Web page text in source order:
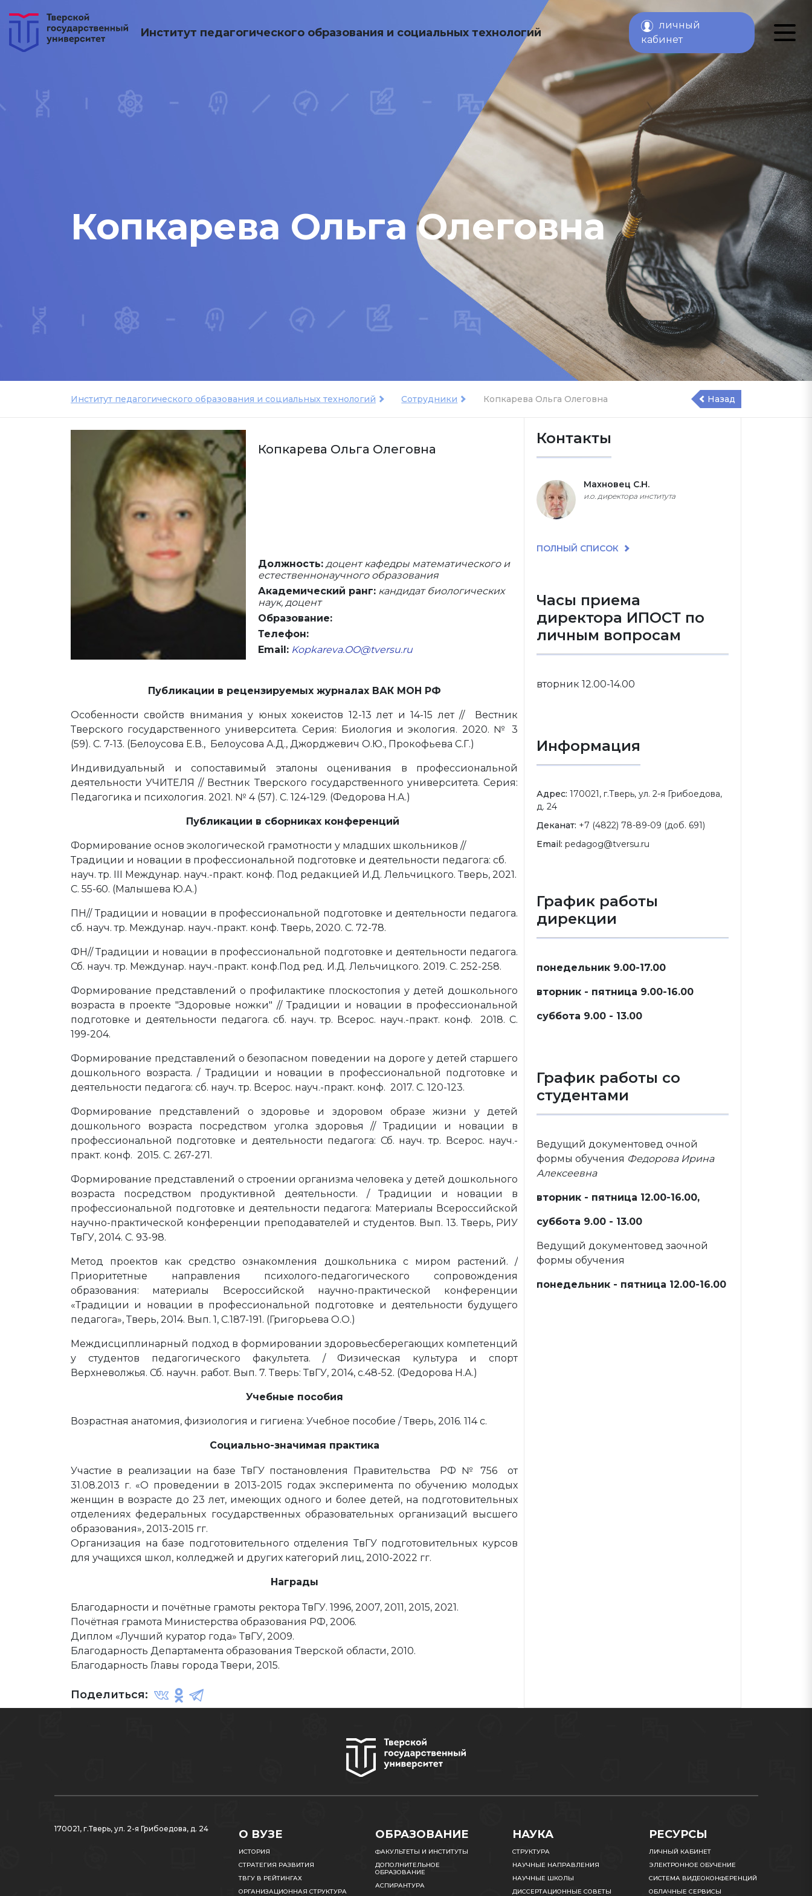
Институт педагогического образования и социальных технологий
личный
кабинет
Копкарева Ольга Олеговна
Институт педагогического образования и социальных технологий Сотрудники Копкарева Ольга Олеговна Назад
Копкарева Ольга Олеговна
Должность: доцент кафедры математического и
естественнонаучного образования
Академический ранг: кандидат биологических
наук, доцент
Образование:
Телефон:
Email: Kopkareva.OO@tversu.ru
Публикации в рецензируемых журналах ВАК МОН РФ
Особенности свойств внимания у юных хокеистов 12-13 лет и 14-15 лет // Вестник
Тверского государственного университета. Серия: Биология и экология. 2020. № 3
(59). С. 7-13. (Белоусова Е.В., Белоусова А.Д., Джорджевич О.Ю., Прокофьева С.Г.)
Индивидуальный и сопоставимый эталоны оценивания в профессиональной
деятельности УЧИТЕЛЯ // Вестник Тверского государственного университета. Серия:
Педагогика и психология. 2021. № 4 (57). С. 124-129. (Федорова Н.А.)
Публикации в сборниках конференций
Формирование основ экологической грамотности у младших школьников //
Традиции и новации в профессиональной подготовке и деятельности педагога: сб.
науч. тр. III Междунар. науч.-практ. конф. Под редакцией И.Д. Лельчицкого. Тверь, 2021.
С. 55-60. (Малышева Ю.А.)
ПН// Традиции и новации в профессиональной подготовке и деятельности педагога.
сб. науч. тр. Междунар. науч.-практ. конф. Тверь, 2020. С. 72-78.
ФН// Традиции и новации в профессиональной подготовке и деятельности педагога.
Сб. науч. тр. Междунар. науч.-практ. конф.Под ред. И.Д. Лельчицкого. 2019. С. 252-258.
Формирование представлений о профилактике плоскостопия у детей дошкольного
возраста в проекте "Здоровые ножки" // Традиции и новации в профессиональной
подготовке и деятельности педагога. сб. науч. тр. Всерос. науч.-практ. конф. 2018. С.
199-204.
Формирование представлений о безопасном поведении на дороге у детей старшего
дошкольного возраста. / Традиции и новации в профессиональной подготовке и
деятельности педагога: сб. науч. тр. Всерос. науч.-практ. конф. 2017. С. 120-123.
Формирование представлений о здоровье и здоровом образе жизни у детей
дошкольного возраста посредством уголка здоровья // Традиции и новации в
профессиональной подготовке и деятельности педагога: Сб. науч. тр. Всерос. науч.-
практ. конф. 2015. С. 267-271.
Формирование представлений о строении организма человека у детей дошкольного
возраста посредством продуктивной деятельности. / Традиции и новации в
профессиональной подготовке и деятельности педагога: Материалы Всероссийской
научно-практической конференции преподавателей и студентов. Вып. 13. Тверь, РИУ
ТвГУ, 2014. С. 93-98.
Метод проектов как средство ознакомления дошкольника с миром растений. /
Приоритетные направления психолого-педагогического сопровождения
образования: материалы Всероссийской научно-практической конференции
«Традиции и новации в профессиональной подготовке и деятельности будущего
педагога», Тверь, 2014. Вып. 1, С.187-191. (Григорьева О.О.)
Междисциплинарный подход в формировании здоровьесберегающих компетенций
у студентов педагогического факультета. / Физическая культура и спорт
Верхневолжья. Сб. научн. работ. Вып. 7. Тверь: ТвГУ, 2014, с.48-52. (Федорова Н.А.)
Учебные пособия
Возрастная анатомия, физиология и гигиена: Учебное пособие / Тверь, 2016. 114 с.
Социально-значимая практика
Участие в реализации на базе ТвГУ постановления Правительства РФ № 756 от
31.08.2013 г. «О проведении в 2013-2015 годах эксперимента по обучению молодых
женщин в возрасте до 23 лет, имеющих одного и более детей, на подготовительных
отделениях федеральных государственных образовательных организаций высшего
образования», 2013-2015 гг.
Организация на базе подготовительного отделения ТвГУ подготовительных курсов
для учащихся школ, колледжей и других категорий лиц, 2010-2022 гг.
Награды
Благодарности и почётные грамоты ректора ТвГУ. 1996, 2007, 2011, 2015, 2021.
Почётная грамота Министерства образования РФ, 2006.
Диплом «Лучший куратор года» ТвГУ, 2009.
Благодарность Департамента образования Тверской области, 2010.
Благодарность Главы города Твери, 2015.
Поделиться:
Контакты
Махновец С.Н.
и.о. директора института
ПОЛНЫЙ СПИСОК
Часы приема
директора ИПОСТ по
личным вопросам
вторник 12.00-14.00
Информация
Адрес: 170021, г.Тверь, ул. 2-я Грибоедова,
д. 24
Деканат: +7 (4822) 78-89-09 (доб. 691)
Email: pedagog@tversu.ru
График работы
дирекции
понедельник 9.00-17.00
вторник - пятница 9.00-16.00
суббота 9.00 - 13.00
График работы со
студентами
Ведущий документовед очной
формы обучения Федорова Ирина
Алексеевна
вторник - пятница 12.00-16.00,
суббота 9.00 - 13.00
Ведущий документовед заочной
формы обучения
понедельник - пятница 12.00-16.00
170021, г.Тверь, ул. 2-я Грибоедова, д. 24 О ВУЗЕ
ИСТОРИЯ
СТРАТЕГИЯ РАЗВИТИЯ
ТВГУ В РЕЙТИНГАХ
ОРГАНИЗАЦИОННАЯ СТРУКТУРА
ОБРАЗОВАНИЕ
ФАКУЛЬТЕТЫ И ИНСТИТУТЫ
ДОПОЛНИТЕЛЬНОЕ
ОБРАЗОВАНИЕ
АСПИРАНТУРА
НАУКА
СТРУКТУРА
НАУЧНЫЕ НАПРАВЛЕНИЯ
НАУЧНЫЕ ШКОЛЫ
ДИССЕРТАЦИОННЫЕ СОВЕТЫ
РЕСУРСЫ
ЛИЧНЫЙ КАБИНЕТ
ЭЛЕКТРОННОЕ ОБУЧЕНИЕ
СИСТЕМА ВИДЕОКОНФЕРЕНЦИЙ
ОБЛАЧНЫЕ СЕРВИСЫ